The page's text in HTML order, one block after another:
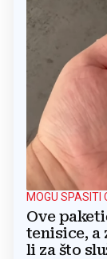
MOGU SPASITI
Ove
tenisice, a
li za što